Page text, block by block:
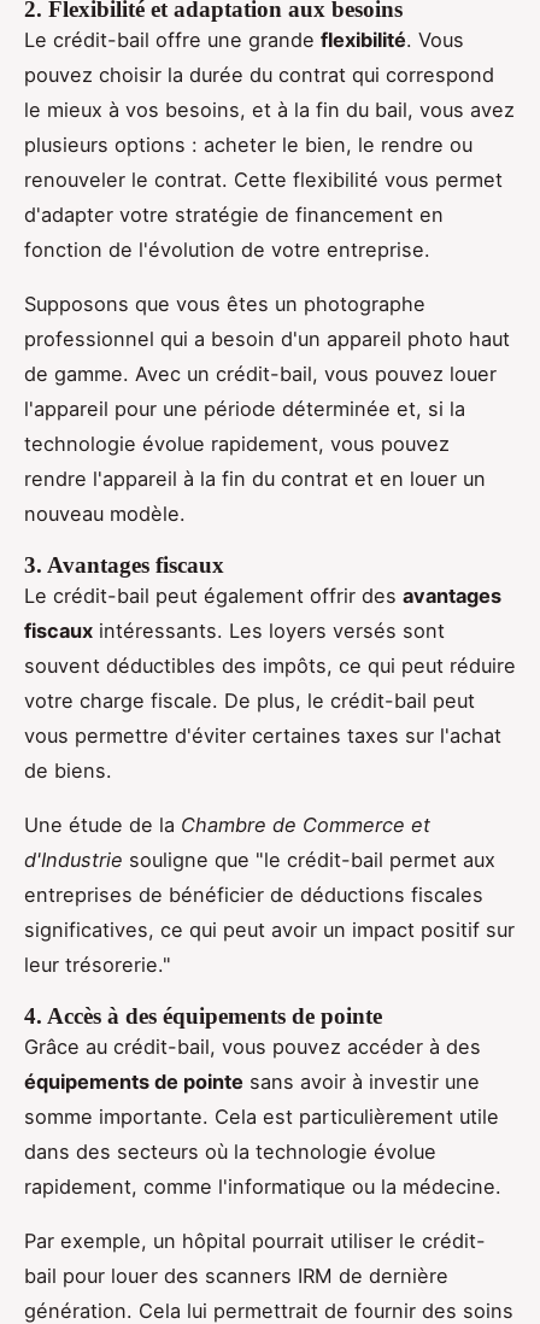
2. Flexibilité et adaptation aux besoins
Le crédit-bail offre une grande flexibilité. Vous
pouvez choisir la durée du contrat qui correspond
le mieux à vos besoins, et à la fin du bail, vous avez
plusieurs options : acheter le bien, le rendre ou
renouveler le contrat. Cette flexibilité vous permet
d'adapter votre stratégie de financement en
fonction de l'évolution de votre entreprise.
Supposons que vous êtes un photographe
professionnel qui a besoin d'un appareil photo haut
de gamme. Avec un crédit-bail, vous pouvez louer
l'appareil pour une période déterminée et, si la
technologie évolue rapidement, vous pouvez
rendre l'appareil à la fin du contrat et en louer un
nouveau modèle.
3. Avantages fiscaux
Le crédit-bail peut également offrir des avantages
fiscaux intéressants. Les loyers versés sont
souvent déductibles des impôts, ce qui peut réduire
votre charge fiscale. De plus, le crédit-bail peut
vous permettre d'éviter certaines taxes sur l'achat
de biens.
Une étude de la Chambre de Commerce et
d'Industrie souligne que "le crédit-bail permet aux
entreprises de bénéficier de déductions fiscales
significatives, ce qui peut avoir un impact positif sur
leur trésorerie."
4. Accès à des équipements de pointe
Grâce au crédit-bail, vous pouvez accéder à des
équipements de pointe sans avoir à investir une
somme importante. Cela est particulièrement utile
dans des secteurs où la technologie évolue
rapidement, comme l'informatique ou la médecine.
Par exemple, un hôpital pourrait utiliser le crédit-
bail pour louer des scanners IRM de dernière
génération. Cela lui permettrait de fournir des soins